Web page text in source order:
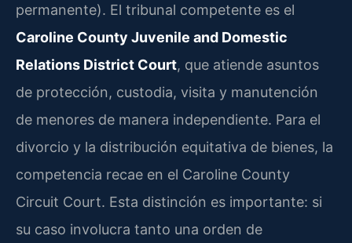
permanente). El tribunal competente es el
Caroline County Juvenile and Domestic
Relations District Court, que atiende asuntos
de protección, custodia, visita y manutención
de menores de manera independiente. Para el
divorcio y la distribución equitativa de bienes, la
competencia recae en el Caroline County
Circuit Court. Esta distinción es importante: si
su caso involucra tanto una orden de